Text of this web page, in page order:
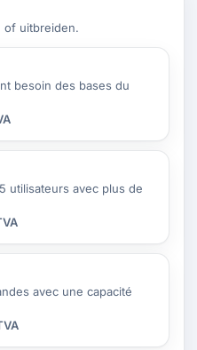
of uitbreiden.
besoin des bases du
utilisateurs avec plus de
avec une capacité